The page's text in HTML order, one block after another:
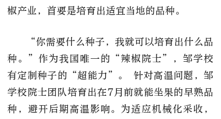
椒产业，首要是培育出适宜当地的品种。
“你需要什么种子，我就可以培育出什么品
种。”作为我国唯一的“辣椒院士”，邹学校
有定制种子的“超能力”。 针对高温问题，邹
学校院士团队培育出在7月前就能坐果的早熟品
种，避开后期高温影响。为适应机械化采收，